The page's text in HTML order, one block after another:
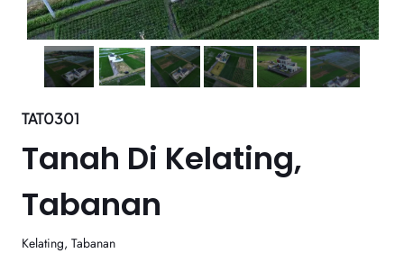
TAT0301
Tanah Di Kelating,
Tabanan
Kelating, Tabanan